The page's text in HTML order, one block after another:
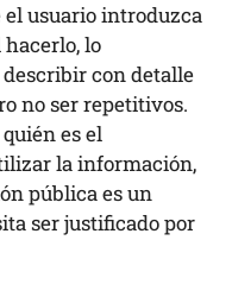
el usuario introduzca
lo
describir con detalle
no ser repetitivos.
es el
la información,
pública es un
ser justificado por